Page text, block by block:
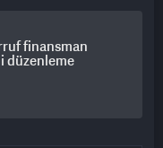
finansman
düzenleme